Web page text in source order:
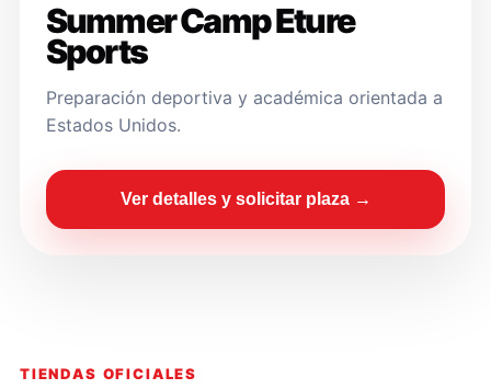
Summer Camp Eture
Sports
Preparación deportiva y académica orientada a
Estados Unidos.
Ver detalles y solicitar plaza →
TIENDAS OFICIALES